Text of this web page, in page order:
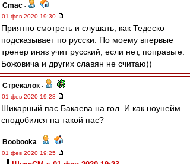
Cmac -
01 фев 2020 19:30
Приятно смотреть и слушать, как Тедеско
подсказывает по русски. По моему впервые
тренер иняз учит русский, если нет, поправьте.
Божовича и других славян не считаю))
Стрекалок -
01 фев 2020 19:28
Шикарный пас Бакаева на гол. И как ноунейм
сподобился на такой пас?
Boobooka -
01 фев 2020 19:25